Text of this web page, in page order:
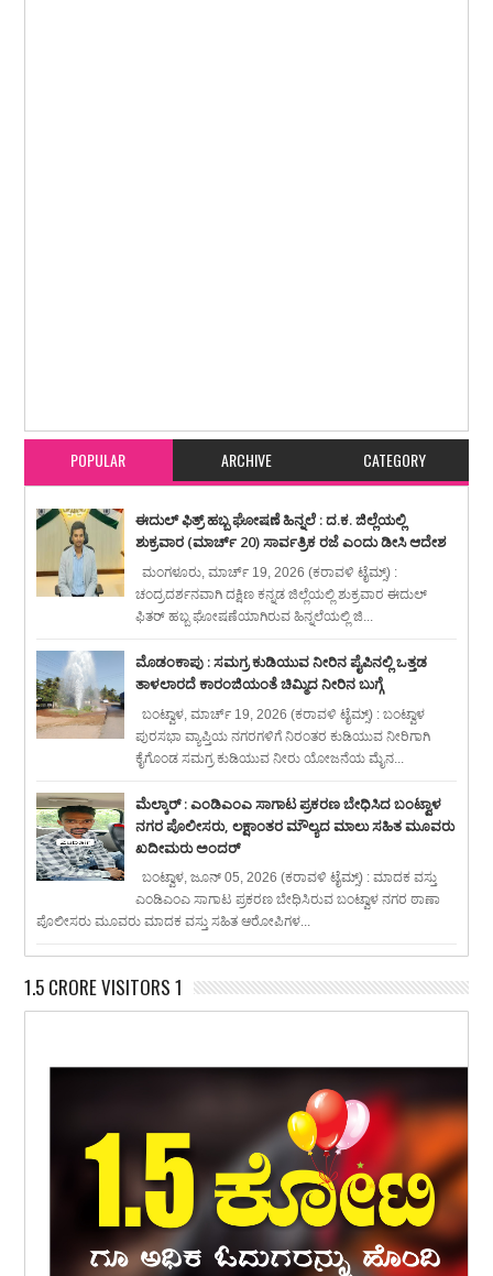
POPULAR ARCHIVE CATEGORY
ಈದುಲ್ ಫಿತ್ರ್ ಹಬ್ಬ ಘೋಷಣೆ ಹಿನ್ನಲೆ : ದ.ಕ. ಜಿಲ್ಲೆಯಲ್ಲಿ
ಶುಕ್ರವಾರ (ಮಾರ್ಚ್ 20) ಸಾರ್ವತ್ರಿಕ ರಜೆ ಎಂದು ಡೀಸಿ ಆದೇಶ
ಮಂಗಳೂರು, ಮಾರ್ಚ್ 19, 2026 (ಕರಾವಳಿ ಟೈಮ್ಸ್) :
ಚಂದ್ರದರ್ಶನವಾಗಿ ದಕ್ಷಿಣ ಕನ್ನಡ ಜಿಲ್ಲೆಯಲ್ಲಿ ಶುಕ್ರವಾರ ಈದುಲ್
ಫಿತರ್ ಹಬ್ಬ ಘೋಷಣೆಯಾಗಿರುವ ಹಿನ್ನಲೆಯಲ್ಲಿ ಜಿ...
ಮೊಡಂಕಾಪು : ಸಮಗ್ರ ಕುಡಿಯುವ ನೀರಿನ ಪೈಪಿನಲ್ಲಿ ಒತ್ತಡ
ತಾಳಲಾರದೆ ಕಾರಂಜಿಯಂತೆ ಚಿಮ್ಮಿದ ನೀರಿನ ಬುಗ್ಗೆ
ಬಂಟ್ವಾಳ, ಮಾರ್ಚ್ 19, 2026 (ಕರಾವಳಿ ಟೈಮ್ಸ್) : ಬಂಟ್ವಾಳ
ಪುರಸಭಾ ವ್ಯಾಪ್ತಿಯ ನಗರಗಳಿಗೆ ನಿರಂತರ ಕುಡಿಯುವ ನೀರಿಗಾಗಿ
ಕೈಗೊಂಡ ಸಮಗ್ರ ಕುಡಿಯುವ ನೀರು ಯೋಜನೆಯ ಮೈನ...
ಮೆಲ್ಕಾರ್ : ಎಂಡಿಎಂಎ ಸಾಗಾಟ ಪ್ರಕರಣ ಬೇಧಿಸಿದ ಬಂಟ್ವಾಳ
ನಗರ ಪೊಲೀಸರು, ಲಕ್ಷಾಂತರ ಮೌಲ್ಯದ ಮಾಲು ಸಹಿತ ಮೂವರು
ಖದೀಮರು ಅಂದರ್
ಬಂಟ್ವಾಳ, ಜೂನ್ 05, 2026 (ಕರಾವಳಿ ಟೈಮ್ಸ್) : ಮಾದಕ ವಸ್ತು
ಎಂಡಿಎಂಎ ಸಾಗಾಟ ಪ್ರಕರಣ ಬೇಧಿಸಿರುವ ಬಂಟ್ವಾಳ ನಗರ ಠಾಣಾ
ಪೊಲೀಸರು ಮೂವರು ಮಾದಕ ವಸ್ತು ಸಹಿತ ಆರೋಪಿಗಳ...
1.5 CRORE VISITORS 1